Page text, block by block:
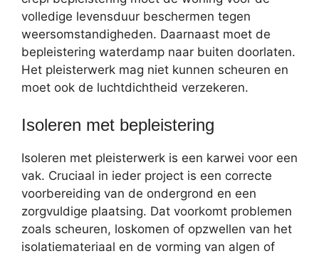
volledige levensduur beschermen tegen
weersomstandigheden. Daarnaast moet de
bepleistering waterdamp naar buiten doorlaten.
Het pleisterwerk mag niet kunnen scheuren en
moet ook de luchtdichtheid verzekeren.
Isoleren met bepleistering
Isoleren met pleisterwerk is een karwei voor een
vak. Cruciaal in ieder project is een correcte
voorbereiding van de ondergrond en een
zorgvuldige plaatsing. Dat voorkomt problemen
zoals scheuren, loskomen of opzwellen van het
isolatiemateriaal en de vorming van algen of